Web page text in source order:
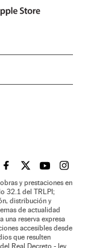
EL PAÍS BRASIL EN
EL PAÍSEL PAÍS
EL
y prestaciones en
32.1 del TRLPI;
distribución y
de actualidad
una reserva expresa
accesibles desde
que resulten
Real Decreto - ley